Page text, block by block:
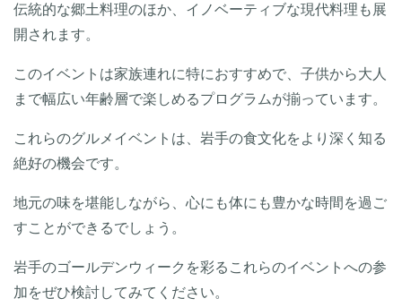
伝統的な郷土料理のほか、イノベーティブな現代料理も展
開されます。
このイベントは家族連れに特におすすめで、子供から大人
まで幅広い年齢層で楽しめるプログラムが揃っています。
これらのグルメイベントは、岩手の食文化をより深く知る
絶好の機会です。
地元の味を堪能しながら、心にも体にも豊かな時間を過ご
すことができるでしょう。
岩手のゴールデンウィークを彩るこれらのイベントへの参
加をぜひ検討してみてください。